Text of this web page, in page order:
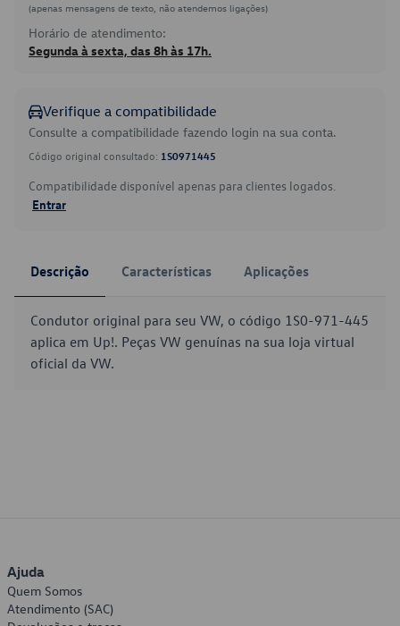
(apenas mensagens de texto, não atendemos ligações)
Horário de atendimento:
Segunda à sexta, das 8h às 17h.
Verifique a compatibilidade
Consulte a compatibilidade fazendo login na sua conta.
Código original consultado: 1S0971445
Compatibilidade disponível apenas para clientes logados.
Entrar
Descrição Características Aplicações
Condutor original para seu VW, o código 1S0-971-445
aplica em Up!. Peças VW genuínas na sua loja virtual
oficial da VW.
Ajuda
Quem Somos
Atendimento (SAC)